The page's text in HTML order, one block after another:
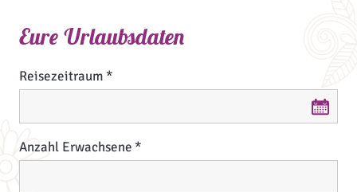
Eure Urlaubsdaten
Reisezeitraum
Anzahl Erwachsene